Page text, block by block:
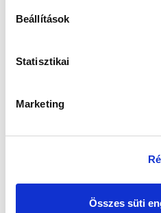
Beállítások
Statisztikai
Marketing
Összes süti
SEP